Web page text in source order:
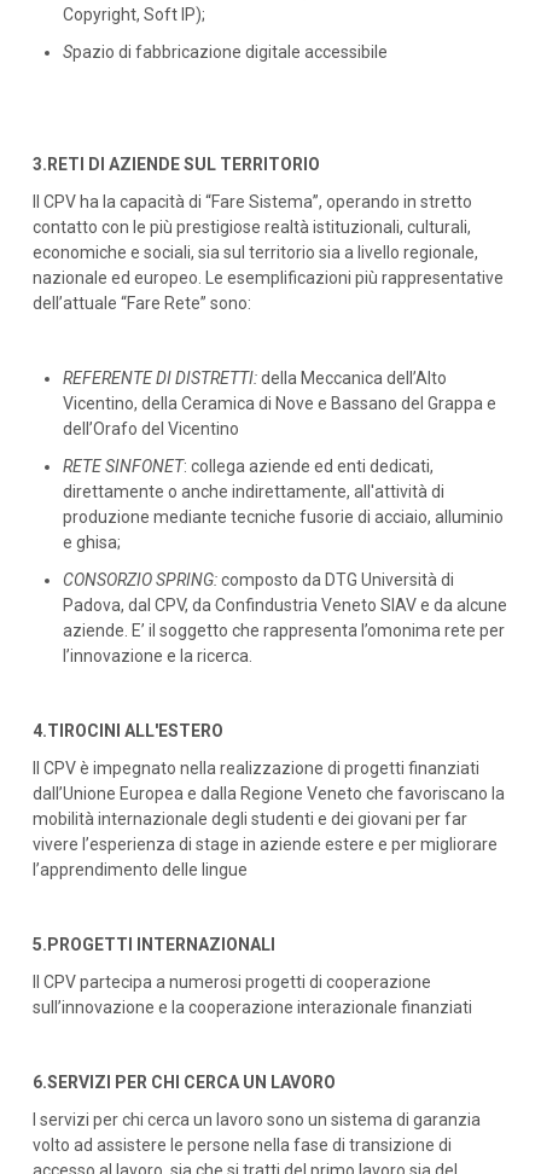
Copyright, Soft IP);
Spazio di fabbricazione digitale accessibile
3.RETI DI AZIENDE SUL TERRITORIO
Il CPV ha la capacità di “Fare Sistema”, operando in stretto
contatto con le più prestigiose realtà istituzionali, culturali,
economiche e sociali, sia sul territorio sia a livello regionale,
nazionale ed europeo. Le esemplificazioni più rappresentative
dell’attuale “Fare Rete” sono:
REFERENTE DI DISTRETTI:della Meccanica dell’Alto
Vicentino, della Ceramica di Nove e Bassano del Grappa e
dell’Orafo del Vicentino
RETE SINFONET: collega aziende ed enti dedicati,
direttamente o anche indirettamente, all'attività di
produzione mediante tecniche fusorie di acciaio, alluminio
e ghisa;
CONSORZIO SPRING:composto da DTG Università di
Padova, dal CPV, da Confindustria Veneto SIAV e da alcune
aziende. E’ il soggetto che rappresenta l’omonima rete per
l’innovazione e la ricerca.
4.TIROCINI ALL'ESTERO
Il CPV è impegnato nella realizzazione di progetti finanziati
dall’Unione Europea e dalla Regione Veneto che favoriscano la
mobilità internazionale degli studenti e dei giovani per far
vivere l’esperienza di stage in aziende estere e per migliorare
l’apprendimento delle lingue
5. PROGETTI INTERNAZIONALI
Il CPV partecipa a numerosi progetti di cooperazione
sull’innovazione e la cooperazione interazionale finanziati
6.SERVIZI PER CHI CERCA UN LAVORO
I servizi per chi cerca un lavoro sono un sistema di garanzia
volto ad assistere le persone nella fase di transizione di